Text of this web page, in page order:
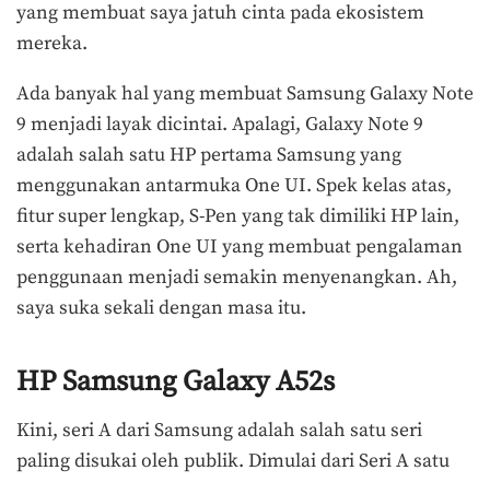
yang membuat saya jatuh cinta pada ekosistem
mereka.
Ada banyak hal yang membuat Samsung Galaxy Note
9 menjadi layak dicintai. Apalagi, Galaxy Note 9
adalah salah satu HP pertama Samsung yang
menggunakan antarmuka One UI. Spek kelas atas,
fitur super lengkap, S-Pen yang tak dimiliki HP lain,
serta kehadiran One UI yang membuat pengalaman
penggunaan menjadi semakin menyenangkan. Ah,
saya suka sekali dengan masa itu.
HP Samsung Galaxy A52s
Kini, seri A dari Samsung adalah salah satu seri
paling disukai oleh publik. Dimulai dari Seri A satu